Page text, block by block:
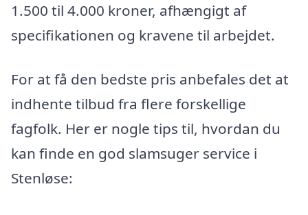
1.500 til 4.000 kroner, afhængigt af
specifikationen og kravene til arbejdet.
For at få den bedste pris anbefales det at
indhente tilbud fra flere forskellige
fagfolk. Her er nogle tips til, hvordan du
kan finde en god slamsuger service i
Stenløse: